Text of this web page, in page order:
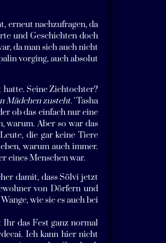
erneut nachzufragen, da
und Geschichten doch
da man sich auch nicht
vorging, auch absolut
hatte. Seine Ziehtochter?
Mädchen zusteht.’Tasha
ob das einfach nur eine
warum. Aber so war das
die gar keine Tiere
warum auch immer.
eines Menschen war.
damit, dass Sölvi jetzt
von Dörfern und
wie sie es auch bei
das Fest ganz normal
Ich kann hier nicht